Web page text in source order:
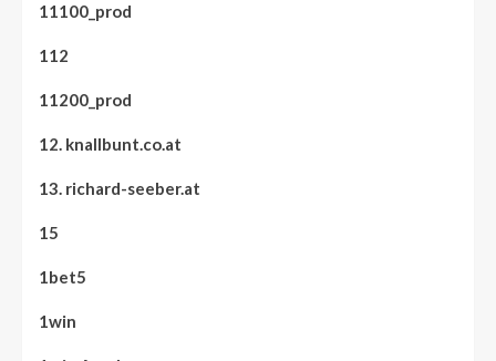
11100_prod
112
11200_prod
12. knallbunt.co.at
13. richard-seeber.at
15
1bet5
1win